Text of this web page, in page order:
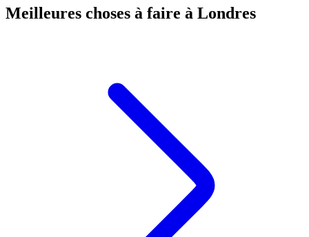
Meilleures choses à faire à Londres